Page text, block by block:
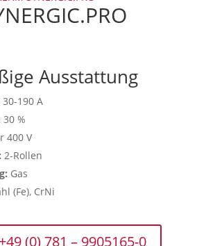
Ausstattung
30-190 A
30 %
400 V
2-Rollen
Gas
(Fe), CrNi
(0) 781 – 9905165-0